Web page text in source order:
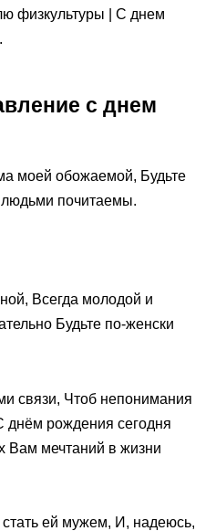
физкультуры | С днем
с днем
моей обожаемой, Будьте
почитаемы.
Всегда молодой и
Будьте по-женски
связи, Чтоб непонимания
днём рождения сегодня
Вам мечтаний в жизни
ей мужем, И, надеюсь,